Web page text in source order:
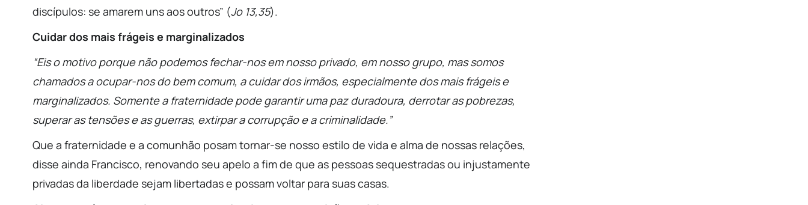
discípulos: se amarem uns aos outros” (Jo 13,35).
Cuidar dos mais frágeis e marginalizados
“Eis o motivo porque não podemos fechar-nos em nosso privado, em nosso grupo, mas somos
chamados a ocupar-nos do bem comum, a cuidar dos irmãos, especialmente dos mais frágeis e
marginalizados. Somente a fraternidade pode garantir uma paz duradoura, derrotar as pobrezas,
superar as tensões e as guerras, extirpar a corrupção e a criminalidade.”
Que a fraternidade e a comunhão posam tornar-se nosso estilo de vida e alma de nossas relações,
disse ainda Francisco, renovando seu apelo a fim de que as pessoas sequestradas ou injustamente
privadas da liberdade sejam libertadas e possam voltar para suas casas.